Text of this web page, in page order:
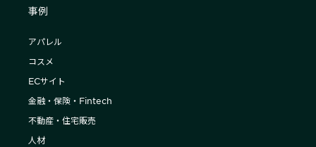
事例
アパレル
コスメ
ECサイト
金融・保険・Fintech
不動産・住宅販売
人材